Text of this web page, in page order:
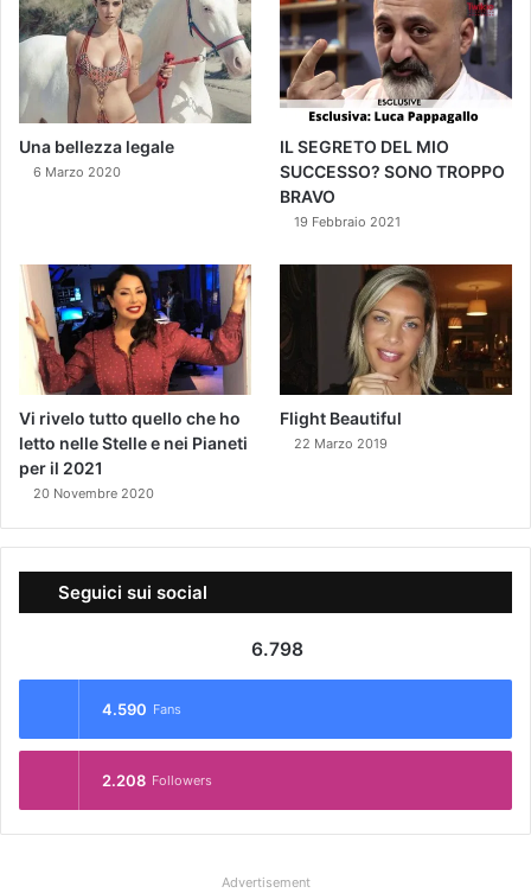
Una bellezza legale
6 Marzo 2020
IL SEGRETO DEL MIO
SUCCESSO? SONO TROPPO
BRAVO
19 Febbraio 2021
Vi rivelo tutto quello che ho
letto nelle Stelle e nei Pianeti
per il 2021
20 Novembre 2020
Flight Beautiful
22 Marzo 2019
Seguici sui social
6.798
4.590 Fans
2.208 Followers
Advertisement